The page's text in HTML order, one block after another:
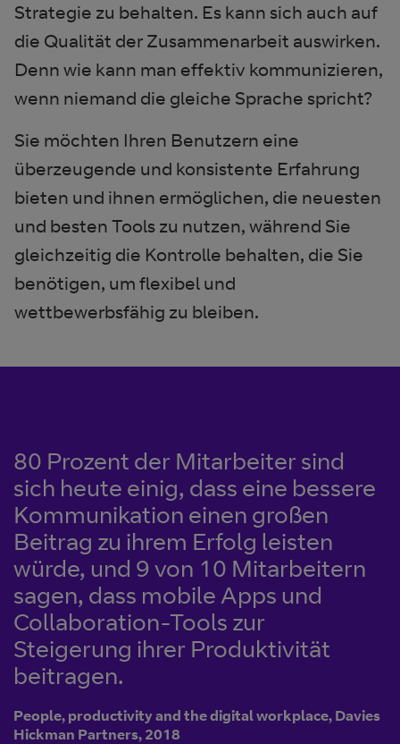
Strategie zu behalten. Es kann sich auch auf
die Qualität der Zusammenarbeit auswirken.
Denn wie kann man effektiv kommunizieren,
wenn niemand die gleiche Sprache spricht?
Sie möchten Ihren Benutzern eine
überzeugende und konsistente Erfahrung
bieten und ihnen ermöglichen, die neuesten
und besten Tools zu nutzen, während Sie
gleichzeitig die Kontrolle behalten, die Sie
benötigen, um flexibel und
wettbewerbsfähig zu bleiben.
80 Prozent der Mitarbeiter sind
sich heute einig, dass eine bessere
Kommunikation einen großen
Beitrag zu ihrem Erfolg leisten
würde, und 9 von 10 Mitarbeitern
sagen, dass mobile Apps und
Collaboration-Tools zur
Steigerung ihrer Produktivität
beitragen.
People, productivity and the digital workplace, Davies
Hickman Partners, 2018